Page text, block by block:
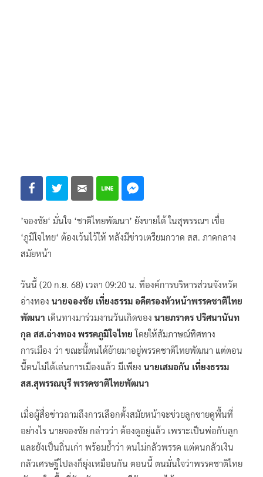
’จองชัย‘ มั่นใจ ‘ชาติไทยพัฒนา’ ยังขายได้ ในสุพรรณฯ เชื่อ
‘ภูมิใจไทย‘ ต้องเว้นไว้ให้ หลังมีข่าวเตรียมกวาด สส. ภาคกลาง
สมัยหน้า
วันนี้ (20 ก.ย. 68) เวลา 09:20 น. ที่องค์การบริหารส่วนจังหวัด
อ่างทอง นายจองชัย เที่ยงธรรม อดีตรองหัวหน้าพรรคชาติไทย
พัฒนา เดินทางมาร่วมงานวันเกิดของ นายภราดร ปริศนานันท
กุล สส.อ่างทอง พรรคภูมิใจไทย โดยให้สัมภาษณ์ทิศทาง
การเมือง ว่า ขณะนี้ตนได้ย้ายมาอยู่พรรคชาติไทยพัฒนา แต่ตอน
นี้ตนไม่ได้เล่นการเมืองแล้ว มีเพียง นายเสมอกัน เที่ยงธรรม
สส.สุพรรณบุรี พรรคชาติไทยพัฒนา
เมื่อผู้สื่อข่าวถามถึงการเลือกตั้งสมัยหน้าจะช่วยลูกชายดูพื้นที่
อย่างไร นายจองชัย กล่าวว่า ต้องดูอยู่แล้ว เพราะเป็นพ่อกับลูก
และยังเป็นถิ่นเก่า พร้อมย้ำว่า ตนไม่กลัวพรรค แต่ตนกลัวเงิน
กลัวเศรษฐีไปลงก็ยุ่งเหมือนกัน ตอนนี้ ตนมั่นใจว่าพรรคชาติไทย